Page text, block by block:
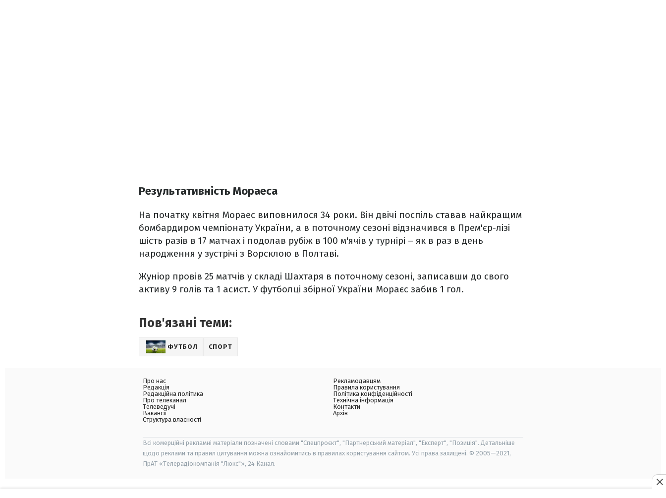
Результативність Мораеса
На початку квітня Мораес виповнилося 34 роки. Він двічі поспіль ставав найкращим
бомбардиром чемпіонату України, а в поточному сезоні відзначився в Прем'єр-лізі
шість разів в 17 матчах і подолав рубіж в 100 м'ячів у турнірі – як в раз в день
народження у зустрічі з Ворсклою в Полтаві.
Жуніор провів 25 матчів у складі Шахтаря в поточному сезоні, записавши до свого
активу 9 голів та 1 асист. У футболці збірної України Мораєс забив 1 гол.
Пов'язані теми:
ФУТБОЛ СПОРТ
Про нас
Редакція
Редакційна політика
Про телеканал
Телеведучі
Вакансії
Структура власності
Рекламодавцям
Правила користування
Політика конфіденційності
Технічна інформація
Контакти
Архів
Всі комерційні рекламні матеріали позначені словами "Спецпроєкт", "Партнерський матеріал", "Експерт", "Позиція". Детальніше
щодо реклами та правил цитування можна ознайомитись в правилах користування сайтом. Усі права захищені. © 2005—2021,
ПрАТ «Телерадіокомпанія "Люкс"», 24 Канал.